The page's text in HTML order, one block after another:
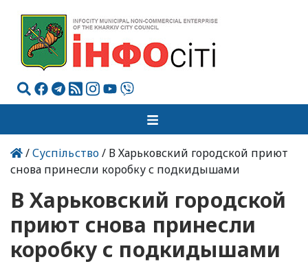
/Суспільство/ В Харьковский городской приют
снова принесли коробку с подкидышами
В Харьковский городской
приют снова принесли
коробку с подкидышами